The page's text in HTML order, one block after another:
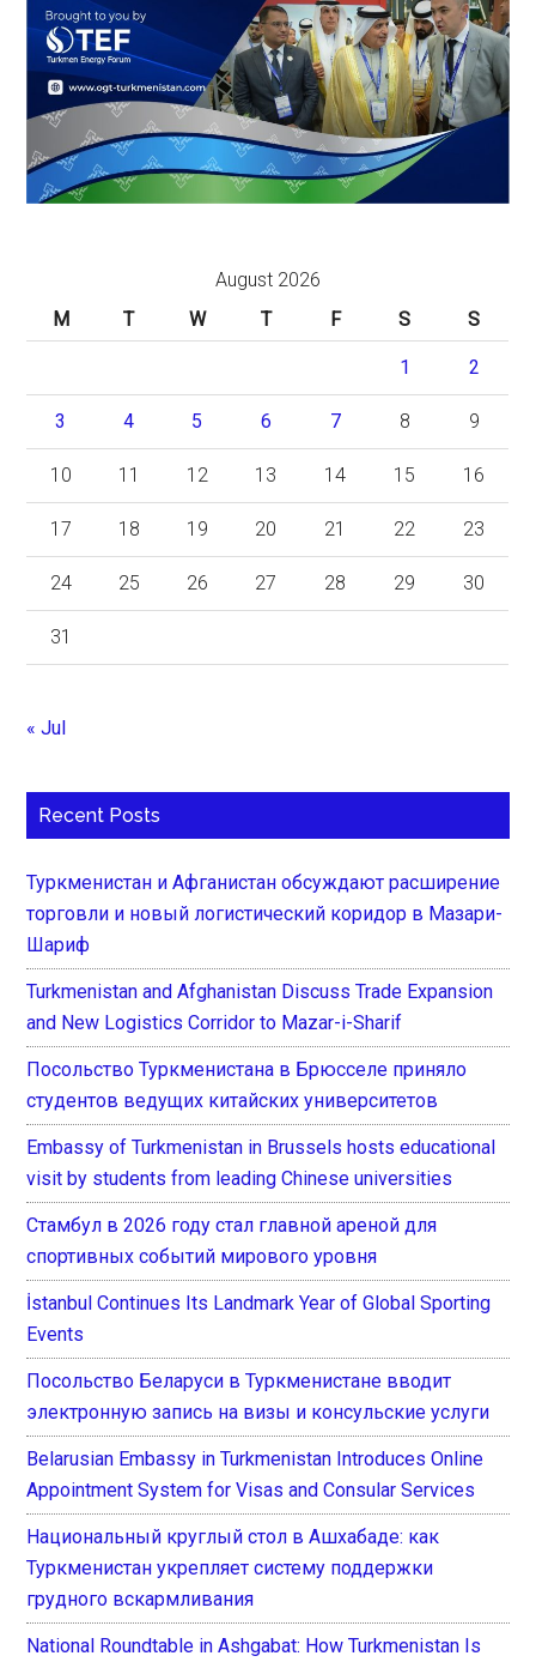
August 2026
M
T W T F S S
1 2
3 4 5 6 7 8 9
10 11 12 13 14 15 16
17 18 19 20 21 22 23
24 25 26 27 28 29 30
31
« Jul
Recent Posts
Туркменистан и Афганистан обсуждают расширение
торговли и новый логистический коридор в Мазари-
Шариф
Turkmenistan and Afghanistan Discuss Trade Expansion
and New Logistics Corridor to Mazar-i-Sharif
Посольство Туркменистана в Брюсселе приняло
студентов ведущих китайских университетов
Embassy of Turkmenistan in Brussels hosts educational
visit by students from leading Chinese universities
Стамбул в 2026 году стал главной ареной для
спортивных событий мирового уровня
İstanbul Continues Its Landmark Year of Global Sporting
Events
Посольство Беларуси в Туркменистане вводит
электронную запись на визы и консульские услуги
Belarusian Embassy in Turkmenistan Introduces Online
Appointment System for Visas and Consular Services
Национальный круглый стол в Ашхабаде: как
Туркменистан укрепляет систему поддержки
грудного вскармливания
National Roundtable in Ashgabat: How Turkmenistan Is